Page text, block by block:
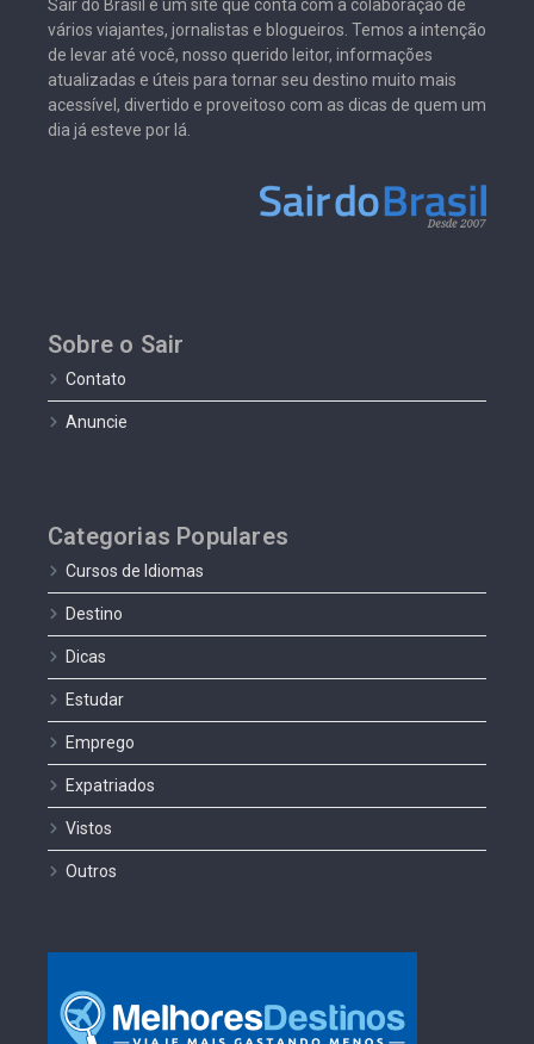
Sair do Brasil é um site que conta com a colaboração de
vários viajantes, jornalistas e blogueiros. Temos a intenção
de levar até você, nosso querido leitor, informações
atualizadas e úteis para tornar seu destino muito mais
acessível, divertido e proveitoso com as dicas de quem um
dia já esteve por lá.
Sobre o Sair
Contato
Anuncie
Categorias Populares
Cursos de Idiomas
Destino
Dicas
Estudar
Emprego
Expatriados
Vistos
Outros